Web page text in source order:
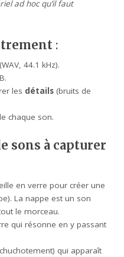
ad hoc qu’il faut
:
(WAV, 44.1 kHz).
les détails(bruits de
chaque son.
sons à capturer
en verre pour créer une
La nappe est un son
le morceau.
qui résonne en y passant
qui apparaît